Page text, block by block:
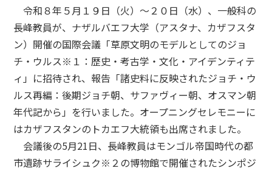
令和８年５月１９日（火）～２０日（水）、一般科の
長峰教員が、ナザルバエフ大学（アスタナ、カザフスタ
ン）開催の国際会議「草原文明のモデルとしてのジョ
チ・ウルス※１：歴史・考古学・文化・アイデンティテ
ィ」に招待され、報告「諸史料に反映されたジョチ・ウ
ルス再編：後期ジョチ朝、サファヴィー朝、オスマン朝
年代記から」を行いました。オープニングセレモニーに
はカザフスタンのトカエフ大統領も出席されました。
会議後の5月21日、長峰教員はモンゴル帝国時代の都
市遺跡サライシュク※２の博物館で開催されたシンポジ